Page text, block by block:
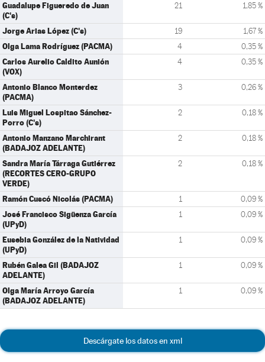
Guadalupe Figueredo de Juan
(C's)
21 1,85 %
Jorge Arias López (C's) 19 1,67 %
Olga Lama Rodríguez (PACMA) 4 0,35 %
Carlos Aurelio Caldito Aunión
(VOX)
4 0,35 %
Antonio Blanco Monterdez
(PACMA)
3 0,26 %
Luis Miguel Lospitao Sánchez-
Porro (C's)
2 0,18 %
Antonio Manzano Marchirant
(BADAJOZ ADELANTE)
2 0,18 %
Sandra María Tárraga Gutiérrez
(RECORTES CERO-GRUPO
VERDE)
2 0,18 %
Ramón Cuscó Nicolás (PACMA) 1 0,09 %
José Francisco Sigüenza García
(UPyD)
1 0,09 %
Eusebia González de la Natividad
(UPyD)
1 0,09 %
Rubén Galea Gil (BADAJOZ
ADELANTE)
1 0,09 %
Olga María Arroyo García
(BADAJOZ ADELANTE)
1 0,09 %
Descárgate los datos en xml